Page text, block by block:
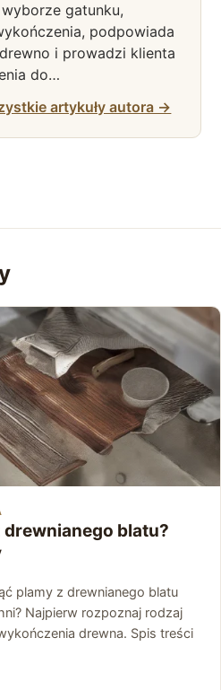
gatunku,
podpowiada
i prowadzi klienta
do…
artykuły autora →
blatu?
plamy z drewnianego blatu
Najpierw rozpoznaj rodzaj
drewna. Spis treści